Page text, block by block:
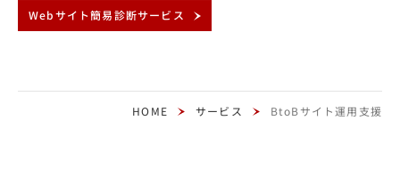
Webサイト簡易診断サービス
HOME サービス BtoBサイト運用支援